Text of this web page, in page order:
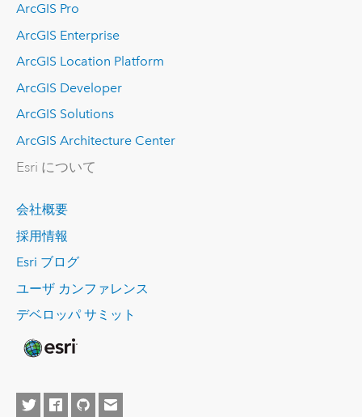
ArcGIS Pro
ArcGIS Enterprise
ArcGIS Location Platform
ArcGIS Developer
ArcGIS Solutions
ArcGIS Architecture Center
Esri について
会社概要
採用情報
Esri ブログ
ユーザ カンファレンス
デベロッパ サミット